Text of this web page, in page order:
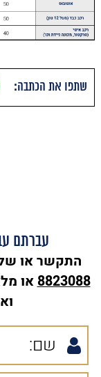
שתפו את הכתבה:
עברתם
התקשר או
8823088או